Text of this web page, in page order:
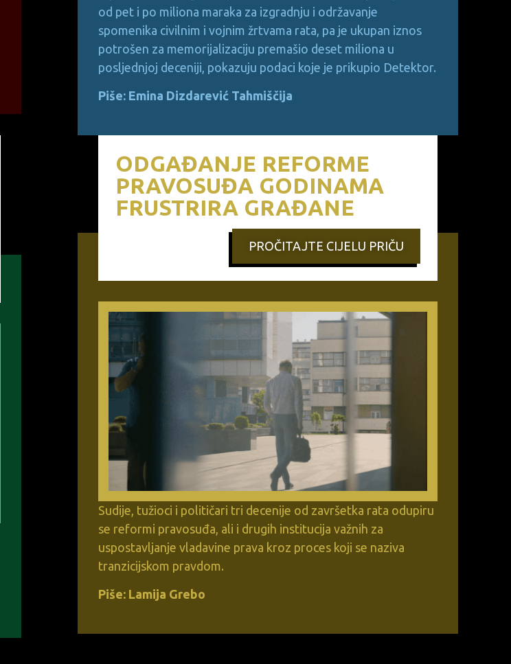
od pet i po miliona maraka za izgradnju i održavanje
spomenika civilnim i vojnim žrtvama rata, pa je ukupan iznos
potrošen za memorijalizaciju premašio deset miliona u
posljednjoj deceniji, pokazuju podaci koje je prikupio Detektor.
Piše: Emina Dizdarević Tahmiščija
ODGAĐANJE REFORME
PRAVOSUĐA GODINAMA
FRUSTRIRA GRAĐANE
PROČITAJTE CIJELU PRIČU
Sudije, tužioci i političari tri decenije od završetka rata odupiru
se reformi pravosuđa, ali i drugih institucija važnih za
uspostavljanje vladavine prava kroz proces koji se naziva
tranzicijskom pravdom.
Piše: Lamija Grebo